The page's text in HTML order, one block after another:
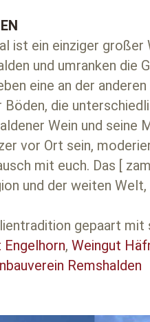
ist ein einziger großer
und umranken die
eine an der
die
Wein und
vor Ort sein,
mit euch. Das [
und der weiten
gepaart mit
Engelhorn, Weingut
Remshalden